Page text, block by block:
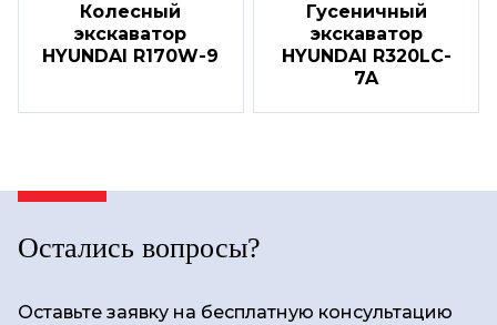
Колесный
экскаватор
HYUNDAI R170W-9
Гусеничный
экскаватор
HYUNDAI R320LC-
7A
Остались вопросы?
Оставьте заявку на бесплатную консультацию